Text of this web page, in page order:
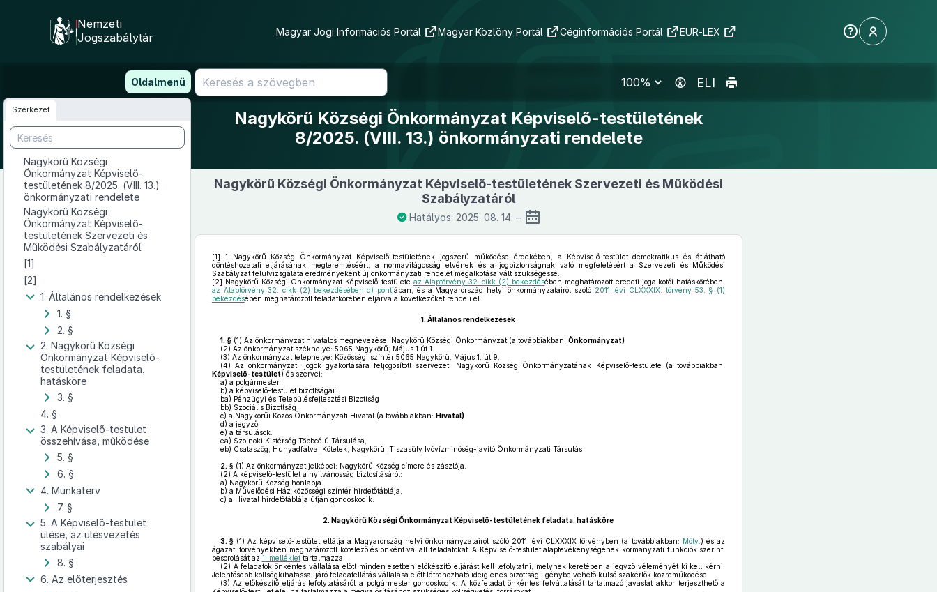
tartalomra
Nemzeti
Jogszabálytár
Magyar Jogi Információs Portál Magyar Közlöny Portál Céginformációs Portál EUR-LEX
Oldalmenü ELI
Szerkezet
Nagykörű Községi
Önkormányzat Képviselő-
testületének 8/2025. (VIII. 13.)
önkormányzati rendelete
Nagykörű Községi
Önkormányzat Képviselő-
testületének Szervezeti és
Működési Szabályzatáról
[1]
[2]
1. Általános rendelkezések
1. §
2. §
2. Nagykörű Községi
Önkormányzat Képviselő-
testületének feladata,
hatásköre
3. §
4. §
3. A Képviselő-testület
összehívása, működése
5. §
6. §
4. Munkaterv
7. §
5. A Képviselő-testület
ülése, az ülésvezetés
szabályai
8. §
6. Az előterjesztés
Nagykörű Községi Önkormányzat Képviselő-testületének
8/2025. (VIII. 13.) önkormányzati rendelete
Nagykörű Községi Önkormányzat Képviselő-testületének Szervezeti és Működési
Szabályzatáról
Hatályos: 2025. 08. 14. –
[1] 1 Nagykörű Község Önkormányzat Képviselő-testületének jogszerű működése érdekében, a Képviselő-testület demokratikus és átlátható
döntéshozatali eljárásának megteremtéséért, a normavilágosság elvének és a jogbiztonságnak való megfelelésért a Szervezeti és Működési
Szabályzat felülvizsgálata eredményeként új önkormányzati rendelet megalkotása vált szükségessé.
[2] Nagykörű Községi Önkormányzat Képviselő-testülete az Alaptörvény 32. cikk (2) bekezdésében meghatározott eredeti jogalkotói hatáskörében,
az Alaptörvény 32. cikk (2) bekezdésében d) pontjában, és a Magyarország helyi önkormányzatairól szóló 2011. évi CLXXXIX. törvény 53. § (1)
bekezdésében meghatározott feladatkörében eljárva a következőket rendeli el:
1. Általános rendelkezések
1. §(1) Az önkormányzat hivatalos megnevezése: Nagykörű Községi Önkormányzat (a továbbiakban: Önkormányzat)
(2) Az önkormányzat székhelye: 5065 Nagykörű, Május 1 út 1.
(3) Az önkormányzat telephelye: Közösségi színtér 5065 Nagykörű, Május 1. út 9.
(4) Az önkormányzati jogok gyakorlására feljogosított szervezet: Nagykörű Község Önkormányzatának Képviselő-testülete (a továbbiakban:
Képviselő-testület) és szervei:
a) a polgármester
b) a képviselő-testület bizottságai:
ba) Pénzügyi és Településfejlesztési Bizottság
bb) Szociális Bizottság
c) a Nagykörűi Közös Önkormányzati Hivatal (a továbbiakban: Hivatal)
d) a jegyző
e) a társulások:
ea) Szolnoki Kistérség Többcélú Társulása,
eb) Csataszög, Hunyadfalva, Kőtelek, Nagykörű, Tiszasüly Ivóvízminőség-javító Önkormányzati Társulás
2. §(1) Az önkormányzat jelképei: Nagykörű Község címere és zászlója.
(2) A képviselő-testület a nyilvánosság biztosításáról:
a) Nagykörű Község honlapja
b) a Művelődési Ház közösségi színtér hirdetőtáblája,
c) a Hivatal hirdetőtáblája útján gondoskodik.
2. Nagykörű Községi Önkormányzat Képviselő-testületének feladata, hatásköre
3. §(1) Az képviselő-testület ellátja a Magyarország helyi önkormányzatairól szóló 2011. évi CLXXXIX törvényben (a továbbiakban: Mötv. ) és az
ágazati törvényekben meghatározott kötelező és önként vállalt feladatokat. A Képviselő-testület alaptevékenységének kormányzati funkciók szerinti
besorolását az 1. melléklettartalmazza.
(2) A feladatok önkéntes vállalása előtt minden esetben előkészítő eljárást kell lefolytatni, melynek keretében a jegyző véleményét ki kell kérni.
Jelentősebb költségkihatással járó feladatellátás vállalása előtt létrehozható ideiglenes bizottság, igénybe vehető külső szakértők közreműködése.
(3) Az előkészítő eljárás lefolytatásáról a polgármester gondoskodik. A közfeladat önkéntes felvállalását tartalmazó javaslat akkor terjeszthető a